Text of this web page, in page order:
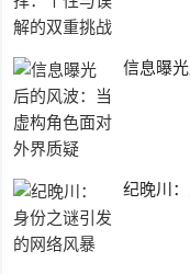
信息曝
纪晚川